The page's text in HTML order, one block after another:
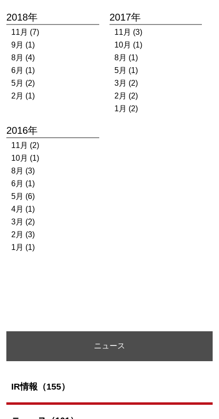
2018年
11月 (7)
9月 (1)
8月 (4)
6月 (1)
5月 (2)
2月 (1)
2017年
11月 (3)
10月 (1)
8月 (1)
5月 (1)
3月 (2)
2月 (2)
1月 (2)
2016年
11月 (2)
10月 (1)
8月 (3)
6月 (1)
5月 (6)
4月 (1)
3月 (2)
2月 (3)
1月 (1)
ニュース
IR情報（155）